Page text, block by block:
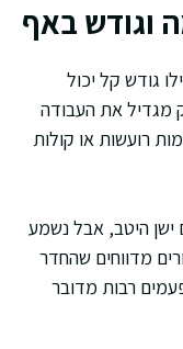
וגודש באף
גודש קל יכול
מגדיל את העבודה
רועשות או קולות
ישן היטב, אבל נשמע
מדווחים שהחדר
רבות מדובר